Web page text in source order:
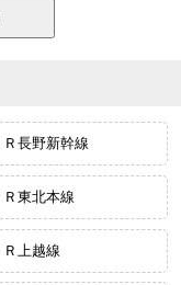
Ｒ長野新幹線
Ｒ東北本線
Ｒ上越線